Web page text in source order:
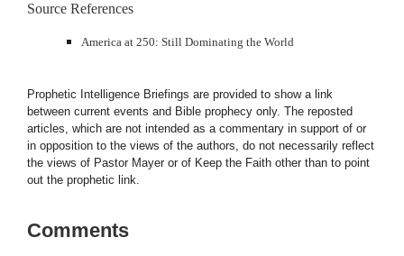
Source References
America at 250: Still Dominating the World
Prophetic Intelligence Briefings are provided to show a link
between current events and Bible prophecy only. The reposted
articles, which are not intended as a commentary in support of or
in opposition to the views of the authors, do not necessarily reflect
the views of Pastor Mayer or of Keep the Faith other than to point
out the prophetic link.
Comments